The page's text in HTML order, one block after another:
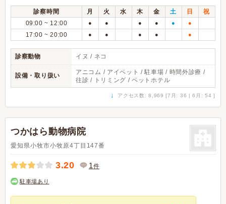
診察時間 月 火 水 木 金 土 日
祝
09:00 ~ 12:00
● ● ● ● ● ●
17:00 ~ 20:00 ● ● ● ● ●
診察動物 イヌ / ネコ
設備・取り扱い
アニコム / アイペット / 駐車場 / 時間外診療 /
往診 / トリミング / ペットホテル
↓ アクセス数: 8,969 [7月: 36 | 6月: 54 ]
つかはら動物病院
愛知県小牧市小牧原4丁目147番
3.20 1件
駐車場あり